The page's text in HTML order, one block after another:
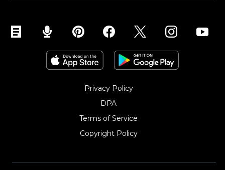
Privacy Policy
DPA
Terms of Service
Copyright Policy‎